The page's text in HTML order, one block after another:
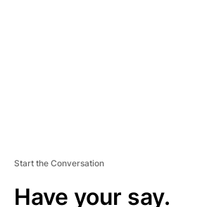
Start the Conversation
Have your say.